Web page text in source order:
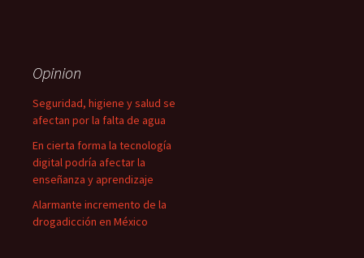
Opinion
Seguridad, higiene y salud se
afectan por la falta de agua
En cierta forma la tecnología
digital podría afectar la
enseñanza y aprendizaje
Alarmante incremento de la
drogadicción en México